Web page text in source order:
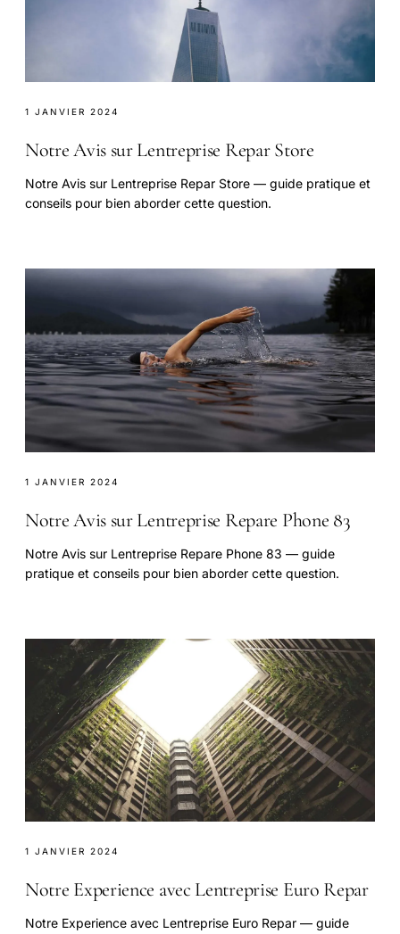
1 JANVIER 2024
Notre Avis sur Lentreprise Repar Store
Notre Avis sur Lentreprise Repar Store — guide pratique et
conseils pour bien aborder cette question.
1 JANVIER 2024
Notre Avis sur Lentreprise Repare Phone 83
Notre Avis sur Lentreprise Repare Phone 83 — guide
pratique et conseils pour bien aborder cette question.
1 JANVIER 2024
Notre Experience avec Lentreprise Euro Repar
Notre Experience avec Lentreprise Euro Repar — guide